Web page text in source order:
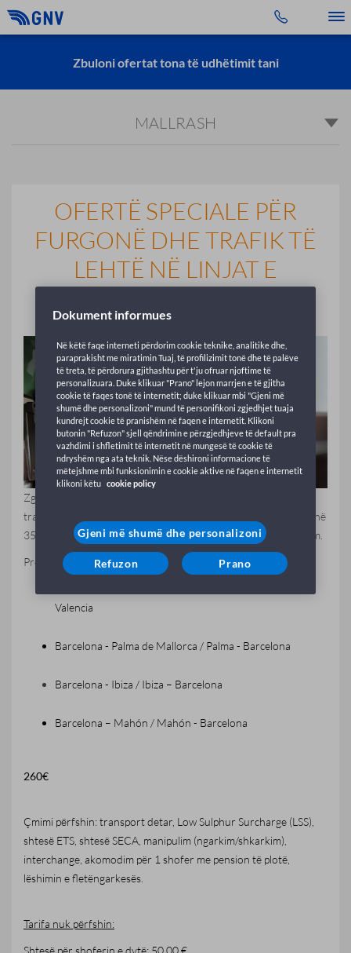
Zbuloni ofertat tona të udhëtimit tani
MALLRASH
OFERTË SPECIALE PËR
FURGONË DHE TRAFIK TË
LEHTË NË LINJAT E
Zgjidhni tragetin dhe zbuloni ofertën GNV Cargo për
transportin
shofer (automjete me peshë totale deri në
3500 kg, shih lejen e qarkullimit) me gjatësi nga 5 deri në 7,80 m.
Promocioni është i disponueshëm në linjat e mëposhtme:
Valencia
Barcelona - Palma de Mallorca / Palma - Barcelona
Barcelona - Ibiza / Ibiza – Barcelona
Barcelona – Mahón / Mahón - Barcelona
260€
Çmimi përfshin: transport detar, Low Sulphur Surcharge (LSS),
shtesë ETS, shtesë SECA, manipulim (ngarkim/shkarkim),
interchange, akomodim për 1 shofer me pension të plotë,
lëshimin e fletëngarkesës.
Tarifa nuk përfshin:
Shtesë për shoferin e dytë: 50,00 €
Dokument informues
Në këtë faqe interneti përdorim cookie teknike, analitike dhe,
paraprakisht me miratimin Tuaj, të profilizimit tonë dhe të palëve
të treta, të përdorura gjithashtu për t'ju ofruar njoftime të
personalizuara. Duke klikuar "Prano" lejon marrjen e të gjitha
cookie të faqes tonë të internetit; duke klikuar mbi "Gjeni më
shumë dhe personalizoni" mund të personifikoni zgjedhjet tuaja
kundrejt cookie të pranishëm në faqen e internetit. Klikoni
butonin "Refuzon" sjell qëndrimin e përzgjedhjeve të default pra
vazhdimi i shfletimit të internetit në mungesë të cookie të
ndryshëm nga ata teknik. Nëse dëshironi informacione të
mëtejshme mbi funksionimin e cookie aktive në faqen e internetit
klikoni këtu cookie policy
Gjeni më shumë dhe personalizoni
Refuzon Prano